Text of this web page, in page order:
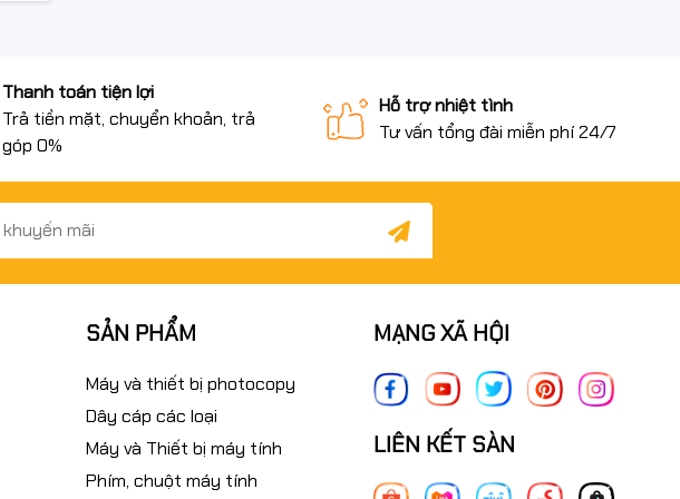
Thanh toán tiện lợi
Trả tiền mặt, chuyển khoản, trả
góp 0%
Hỗ trợ nhiệt tình
Tư vấn tổng đài miễn phí 24/7
SẢN PHẨM
Máy và thiết bị photocopy
Dây cáp các loại
Máy và Thiết bị máy tính
Phím, chuột máy tính
MẠNG XÃ HỘI
LIÊN KẾT SÀN